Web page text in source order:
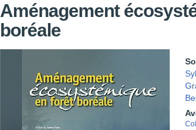
Aménagement
boréale